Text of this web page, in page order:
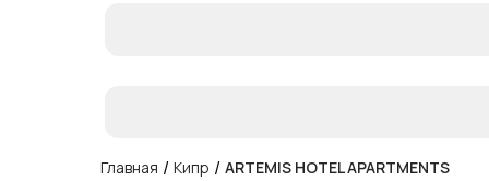
Главная / Кипр / ARTEMIS HOTEL APARTMENTS